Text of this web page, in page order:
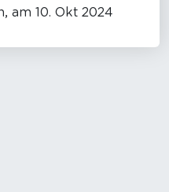
am 10. Okt 2024